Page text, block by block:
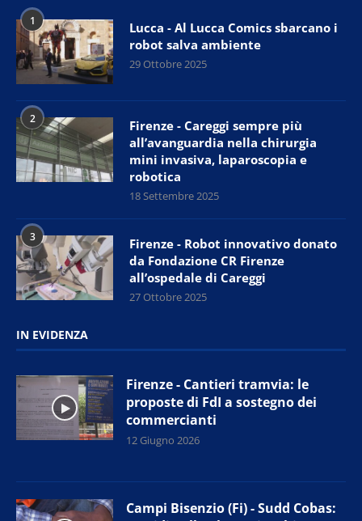
1
Lucca - Al Lucca Comics sbarcano i
robot salva ambiente
29 Ottobre 2025
2
Firenze - Careggi sempre più
all’avanguardia nella chirurgia
mini invasiva, laparoscopia e
robotica
18 Settembre 2025
3
Firenze - Robot innovativo donato
da Fondazione CR Firenze
all’ospedale di Careggi
27 Ottobre 2025
IN EVIDENZA
Firenze - Cantieri tramvia: le
proposte di FdI a sostegno dei
commercianti
12 Giugno 2026
Campi Bisenzio (Fi) - Sudd Cobas: